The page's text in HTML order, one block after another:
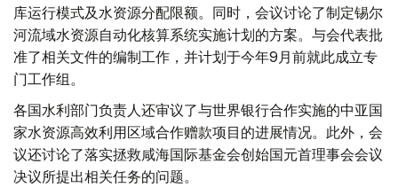
库运行模式及水资源分配限额。同时，会议讨论了制定锡尔
河流域水资源自动化核算系统实施计划的方案。与会代表批
准了相关文件的编制工作，并计划于今年9月前就此成立专
门工作组。
各国水利部门负责人还审议了与世界银行合作实施的中亚国
家水资源高效利用区域合作赠款项目的进展情况。此外，会
议还讨论了落实拯救咸海国际基金会创始国元首理事会会议
决议所提出相关任务的问题。